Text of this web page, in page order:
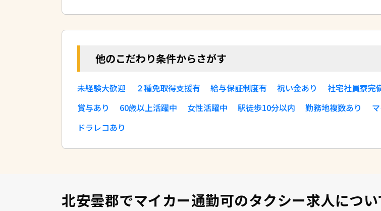
他のこだわり条件からさがす
未経験大歓迎 ２種免取得支援有 給与保証制度有 祝い金あり 社宅社員寮完
賞与あり
60歳以上活躍中 女性活躍中 駅徒歩10分以内 勤務地複数あり
ドラレコあり
北安曇郡でマイカー通勤可のタクシー求人につい